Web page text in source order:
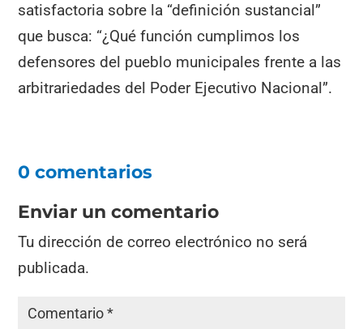
satisfactoria sobre la “definición sustancial”
que busca: “¿Qué función cumplimos los
defensores del pueblo municipales frente a las
arbitrariedades del Poder Ejecutivo Nacional”.
0 comentarios
Enviar un comentario
Tu dirección de correo electrónico no será
publicada.